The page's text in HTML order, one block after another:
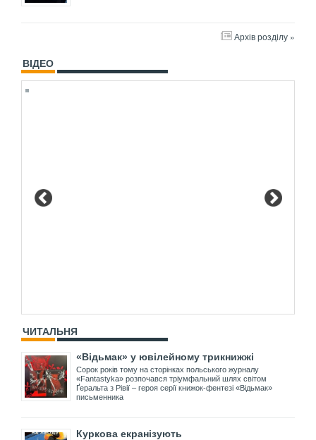
Архів розділу »
ВІДЕО
ЧИТАЛЬНЯ
«Відьмак» у ювілейному трикнижжі
Сорок років тому на сторінках польського журналу
«Fantastyka» розпочався тріумфальний шлях світом
Ґеральта з Рівії – героя серії книжок-фентезі «Відьмак»
письменника
Куркова екранізують